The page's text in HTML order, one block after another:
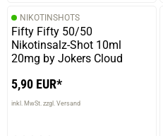
NIKOTINSHOTS
Fifty Fifty 50/50
Nikotinsalz-Shot 10ml
20mg by Jokers Cloud
5,90 EUR*
inkl. MwSt. zzgl. Versand